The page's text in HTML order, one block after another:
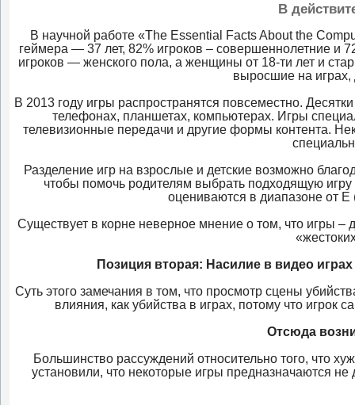
В
В научной работе «The Essential Facts About the
геймера — 37 лет, 82% игроков – совершеннолетние и
игроков — женского пола, а женщины от 18-ти лет и
выросшие на играх,
В 2013 году игры распространятся повсеместно.
телефонах, планшетах, компьютерах. Игры
телевизионные передачи и другие формы контента.
Разделение игр на взрослые и детские возможно
чтобы помочь родителям выбрать подходящую
оцениваются в диапазоне от
Существует в корне неверное мнение о том, что игры
Позиция вторая: Насилие в видео
Суть этого замечания в том, что просмотр сцены
влияния, как убийства в играх, потому что игрок
Отсюда
Большинство рассуждений относительно того, что
установили, что некоторые игры предназначаются